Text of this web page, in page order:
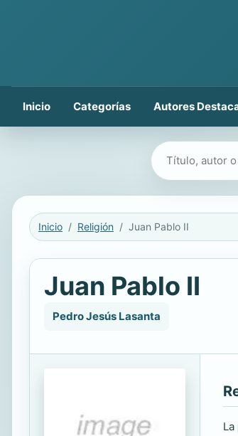
Inicio Categorías Autores
Buscar libros
Inicio Religión Juan Pablo II
Juan Pablo II
Pedro Jesús Lasanta